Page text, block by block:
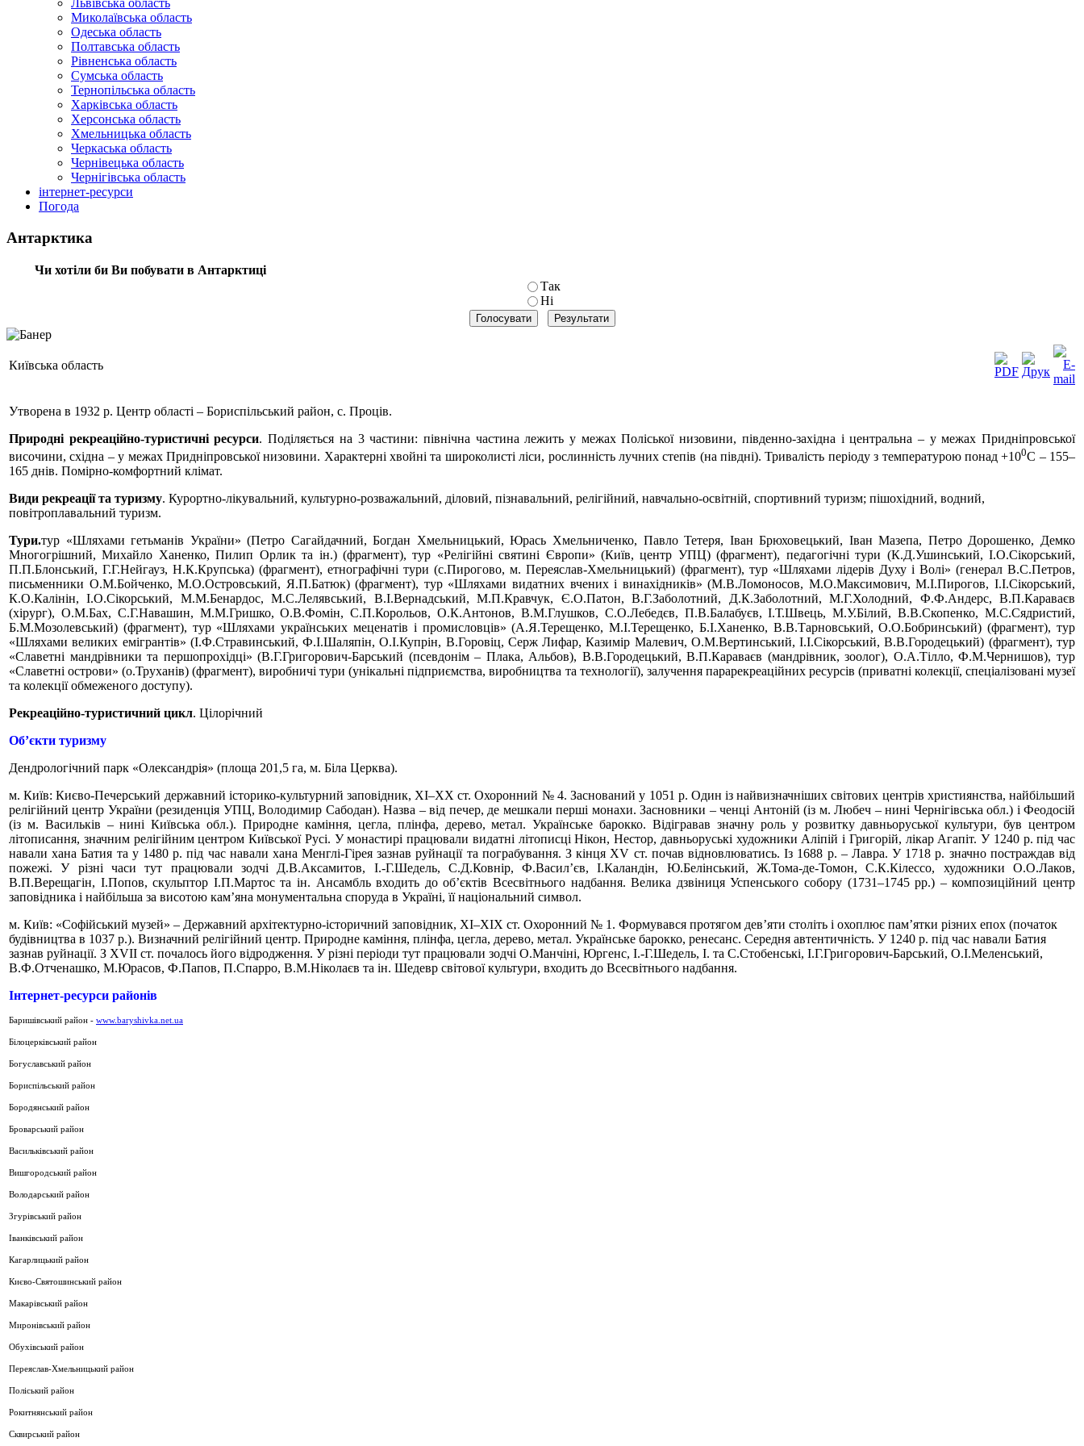
Львівська область
Миколаївська область
Одеська область
Полтавська область
Рівненська область
Сумська область
Тернопільська область
Харківська область
Херсонська область
Хмельницька область
Черкаська область
Чернівецька область
Чернігівська область
інтернет-ресурси
Погода
Антарктика
Чи хотіли би Ви побувати в Антарктиці
Так
Ні
Київська область
Утворена в 1932 р. Центр області – Бориспільський район, с. Проців.
Природні рекреаційно-туристичні ресурси. Поділяється на 3 частини: північна частина лежить у межах Поліської низовини, південно-західна і центральна – у межах Придніпровської
височини, східна – у межах Придніпровської низовини. Характерні хвойні та широколисті ліси, рослинність лучних степів (на півдні). Тривалість періоду з температурою понад +100С – 155–
165 днів. Помірно-комфортний клімат.
Види рекреації та туризму. Курортно-лікувальний, культурно-розважальний, діловий, пізнавальний, релігійний, навчально-освітній, спортивний туризм; пішохідний, водний,
повітроплавальний туризм.
Тури.тур «Шляхами гетьманів України» (Петро Сагайдачний, Богдан Хмельницький, Юрась Хмельниченко, Павло Тетеря, Іван Брюховецький, Іван Мазепа, Петро Дорошенко, Демко
Многогрішний, Михайло Ханенко, Пилип Орлик та ін.) (фрагмент), тур «Релігійні святині Європи» (Київ, центр УПЦ) (фрагмент), педагогічні тури (К.Д.Ушинський, І.О.Сікорський,
П.П.Блонський, Г.Г.Нейгауз, Н.К.Крупська) (фрагмент), етнографічні тури (с.Пирогово, м. Переяслав-Хмельницький) (фрагмент), тур «Шляхами лідерів Духу і Волі» (генерал В.С.Петров,
письменники О.М.Бойченко, М.О.Островський, Я.П.Батюк) (фрагмент), тур «Шляхами видатних вчених і винахідників» (М.В.Ломоносов, М.О.Максимович, М.І.Пирогов, І.І.Сікорський,
К.О.Калінін, І.О.Сікорський, М.М.Бенардос, М.С.Лелявський, В.І.Вернадський, М.П.Кравчук, Є.О.Патон, В.Г.Заболотний, Д.К.Заболотний, М.Г.Холодний, Ф.Ф.Андерс, В.П.Караваєв
(хірург), О.М.Бах, С.Г.Навашин, М.М.Гришко, О.В.Фомін, С.П.Корольов, О.К.Антонов, В.М.Глушков, С.О.Лебедєв, П.В.Балабуєв, І.Т.Швець, М.У.Білий, В.В.Скопенко, М.С.Сядристий,
Б.М.Мозолевський) (фрагмент), тур «Шляхами українських меценатів і промисловців» (А.Я.Терещенко, М.І.Терещенко, Б.І.Ханенко, В.В.Тарновський, О.О.Бобринський) (фрагмент), тур
«Шляхами великих емігрантів» (І.Ф.Стравинський, Ф.І.Шаляпін, О.І.Купрін, В.Горовіц, Серж Лифар, Казимір Малевич, О.М.Вертинський, І.І.Сікорський, В.В.Городецький) (фрагмент), тур
«Славетні мандрівники та першопрохідці» (В.Г.Григорович-Барський (псевдонім – Плака, Альбов), В.В.Городецький, В.П.Караваєв (мандрівник, зоолог), О.А.Тілло, Ф.М.Чернишов), тур
«Славетні острови» (о.Труханів) (фрагмент), виробничі тури (унікальні підприємства, виробництва та технології), залучення парарекреаційних ресурсів (приватні колекції, спеціалізовані музеї
та колекції обмеженого доступу).
Рекреаційно-туристичний цикл. Цілорічний
Об’єкти туризму
Дендрологічний парк «Олександрія» (площа 201,5 га, м. Біла Церква).
м. Київ: Києво-Печерський державний історико-культурний заповідник, ХІ–ХХ ст. Охоронний № 4. Заснований у 1051 р. Один із найвизначніших світових центрів християнства, найбільший
релігійний центр України (резиденція УПЦ, Володимир Сабодан). Назва – від печер, де мешкали перші монахи. Засновники – ченці Антоній (із м. Любеч – нині Чернігівська обл.) і Феодосій
(із м. Васильків – нині Київська обл.). Природне каміння, цегла, плінфа, дерево, метал. Українське барокко. Відігравав значну роль у розвитку давньоруської культури, був центром
літописання, значним релігійним центром Київської Русі. У монастирі працювали видатні літописці Нікон, Нестор, давньоруські художники Аліпій і Григорій, лікар Агапіт. У 1240 р. під час
навали хана Батия та у 1480 р. під час навали хана Менглі-Гірея зазнав руйнації та пограбування. З кінця ХV ст. почав відновлюватись. Із 1688 р. – Лавра. У 1718 р. значно постраждав від
пожежі. У різні часи тут працювали зодчі Д.В.Аксамитов, І.-Г.Шедель, С.Д.Ковнір, Ф.Васил’єв, І.Каландін, Ю.Белінський, Ж.Тома-де-Томон, С.К.Кілессо, художники О.О.Лаков,
В.П.Верещагін, І.Попов, скульптор І.П.Мартос та ін. Ансамбль входить до об’єктів Всесвітнього надбання. Велика дзвіниця Успенського собору (1731–1745 рр.) – композиційний центр
заповідника і найбільша за висотою кам’яна монументальна споруда в Україні, її національний символ.
м. Київ: «Софійський музей» – Державний архітектурно-історичний заповідник, ХІ–ХІХ ст. Охоронний № 1. Формувався протягом дев’яти століть і охоплює пам’ятки різних епох (початок
будівництва в 1037 р.). Визначний релігійний центр. Природне каміння, плінфа, цегла, дерево, метал. Українське барокко, ренесанс. Середня автентичність. У 1240 р. під час навали Батия
зазнав руйнації. З ХVІІ ст. почалось його відродження. У різні періоди тут працювали зодчі О.Манчіні, Юргенс, І.-Г.Шедель, І. та С.Стобенські, І.Г.Григорович-Барський, О.І.Меленський,
В.Ф.Отченашко, М.Юрасов, Ф.Папов, П.Спарро, В.М.Ніколаєв та ін. Шедевр світової культури, входить до Всесвітнього надбання.
Інтернет-ресурси районів
Баришівський район - www.baryshivka.net.ua
Білоцерківський район
Богуславський район
Бориспільський район
Бородянський район
Броварський район
Васильківський район
Вишгородський район
Володарський район
Згурівський район
Іванківський район
Кагарлицький район
Києво-Святошинський район
Макарівський район
Миронівський район
Обухівський район
Переяслав-Хмельницький район
Поліський район
Рокитнянський район
Сквирський район